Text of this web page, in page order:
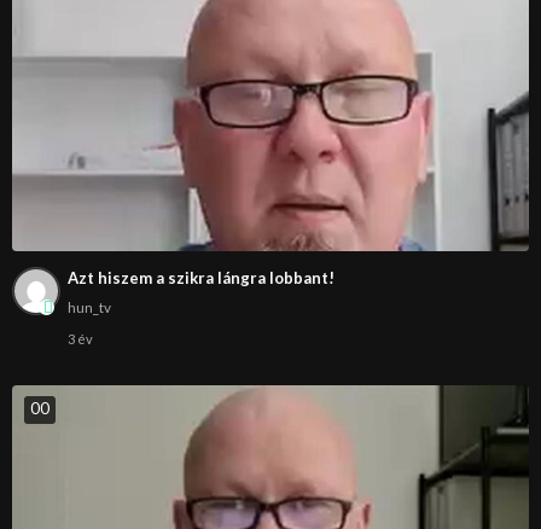
Azt hiszem a szikra lángra lobbant!
hun_tv
3 év
00